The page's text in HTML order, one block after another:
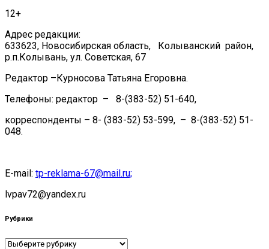
12+
Адрес редакции:
633623, Новосибирская область, Колыванский район,
р.п.Колывань, ул. Советская, 67
Редактор –Курносова Татьяна Егоровна.
Телефоны: редактор – 8-(383-52) 51-640,
корреспонденты – 8- (383-52) 53-599, – 8-(383-52) 51-
048.
E-mail: tp-reklama-67@mail.ru;
lvpav72@yandex.ru
Рубрики
Рубрики